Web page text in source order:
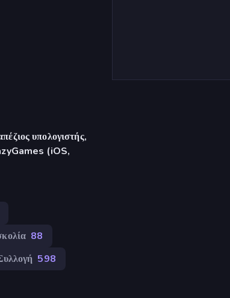
υπολογιστής,
(iOS,
88
598